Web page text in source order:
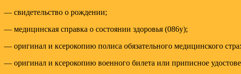
— свидетельство о рождении;
— медицинская справка о состоянии здоровья (086у);
— оригинал и ксерокопию полиса обязательного медицинского
— оригинал и ксерокопию военного билета или приписное